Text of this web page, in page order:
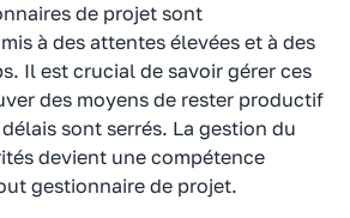
de projet sont
à des attentes élevées et à des
Il est crucial de savoir gérer ces
des moyens de rester productif
sont serrés. La gestion du
devient une compétence
gestionnaire de projet.